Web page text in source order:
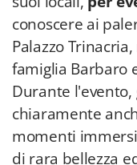
conoscere ai
Palazzo
famiglia Barbaro
Durante l'evento,
chiaramente
momenti
di rara bellezza